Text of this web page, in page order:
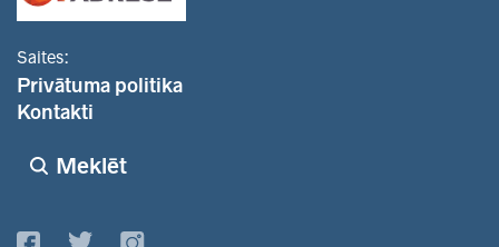
Saites:
Privātuma politika
Kontakti
Meklēt